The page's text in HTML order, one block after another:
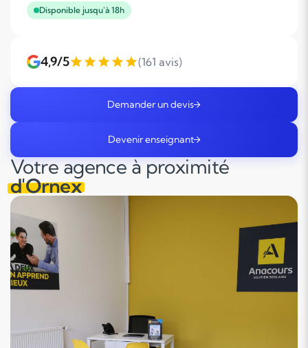
Votre agence à proximité
d'Ornex
Disponible jusqu'à 18h
4,9/5 (161 avis)
Demander un devis
Devenir enseignant